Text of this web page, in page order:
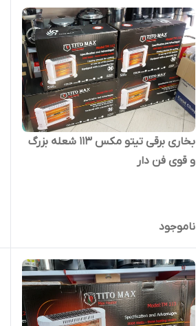
بخاری برقی تیتو مکس ۱۱۳ شعله بزرگ
و قوی فن دار
ناموجود